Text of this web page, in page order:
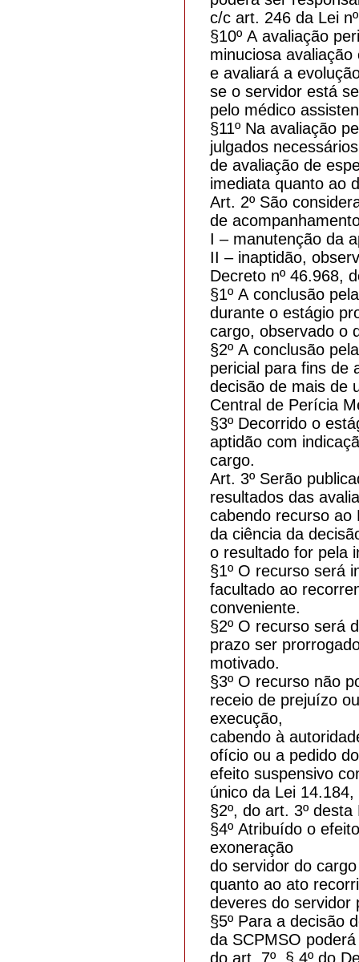
c/c art. 246 da Lei
§10º A avaliação
minuciosa
e avaliará a
se o servidor está
pelo médico
§11º Na avaliação
julgados
de avaliação de
imediata quanto ao
Art. 2º São
de
I – manutenção da
II – inaptidão,
Decreto nº 46.968,
§1º A conclusão
durante o estágio
cargo, observado o
§2º A conclusão
pericial para fins de
decisão de mais de
Central de Perícia
§3º Decorrido o
aptidão com
cargo.
Art. 3º Serão
resultados das
cabendo recurso ao
da ciência da
o resultado for pela
§1º O recurso será
facultado ao
conveniente.
§2º O recurso será
prazo ser
motivado.
§3º O recurso não
receio de prejuízo
execução,
cabendo à
ofício ou a pedido
efeito suspensivo
único da Lei
§2º, do art. 3º desta
§4º Atribuído o
exoneração
do servidor do
quanto ao ato
deveres do servidor
§5º Para a decisão
da SCPMSO
do art. 7º, § 4º do